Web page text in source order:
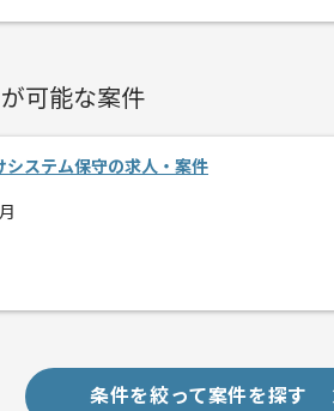
可能な案件
システム保守の求人・案件
条件を絞って案件を探す